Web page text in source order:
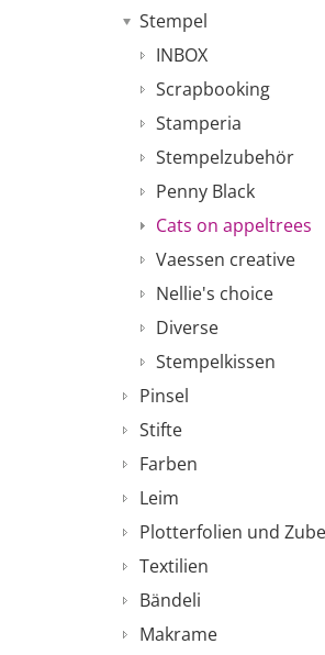
Stempel
INBOX
Scrapbooking
Stamperia
Stempelzubehör
Penny Black
Cats on appeltrees
Vaessen creative
Nellie's choice
Diverse
Stempelkissen
Pinsel
Stifte
Farben
Leim
Plotterfolien und
Textilien
Bändeli
Makrame